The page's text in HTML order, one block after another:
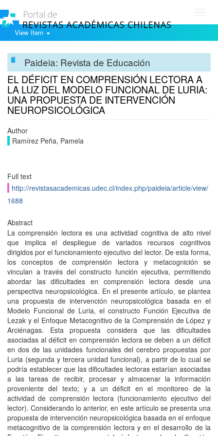
View Item
Paideia: Revista de Educación
EL DÉFICIT EN COMPRENSIÓN LECTORA A
LA LUZ DEL MODELO FUNCIONAL DE LURIA:
UNA PROPUESTA DE INTERVENCIÓN
NEUROPSICOLÓGICA
Author
Ramírez Peña, Pamela
Full text
http://revistasacademicas.udec.cl/index.php/paideia/article/view/
1688
Abstract
La comprensión lectora es una actividad cognitiva de alto nivel
que implica el despliegue de variados recursos cognitivos
dirigidos por el funcionamiento ejecutivo del lector. De esta forma,
los conceptos de comprensión lectora y metacognición se
vinculan a través del constructo función ejecutiva, permitiendo
abordar las dificultades en comprensión lectora desde una
perspectiva neuropsicológica. En el presente artículo, se plantea
una propuesta de intervención neuropsicológica basada en el
Modelo Funcional de Luria, el constructo Función Ejecutiva de
Lezak y el Enfoque Metacognitivo de la Comprensión de López y
Arciénagas. Esta propuesta considera que las dificultades
asociadas al déficit en comprensión lectora se deben a un déficit
en dos de las unidades funcionales del cerebro propuestas por
Luria (segunda y tercera unidad funcional), a partir de lo cual se
podría establecer que las dificultades lectoras estarían asociadas
a las tareas de recibir, procesar y almacenar la información
proveniente del texto; y a un déficit en el monitoreo de la
actividad de comprensión lectora (funcionamiento ejecutivo del
lector). Considerando lo anterior, en este artículo se presenta una
propuesta de intervención neuropsicológica basada en el enfoque
metacognitivo de la comprensión lectora y en el desarrollo de la